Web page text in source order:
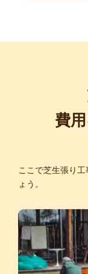
費
ここで芝生張り
ょう。